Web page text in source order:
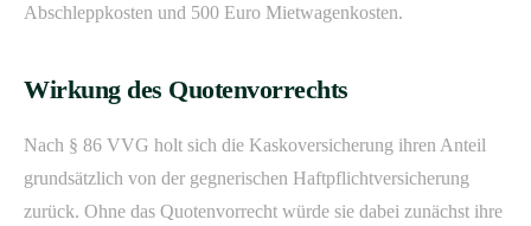
Abschleppkosten und 500 Euro Mietwagenkosten.
Wirkung des Quotenvorrechts
Nach § 86 VVG holt sich die Kaskoversicherung ihren Anteil
grundsätzlich von der gegnerischen Haftpflichtversicherung
zurück. Ohne das Quotenvorrecht würde sie dabei zunächst ihre